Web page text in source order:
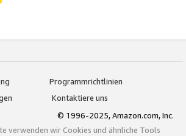
Programmrichtlinien
Kontaktiere uns
© 1996-2025, Amazon.com, Inc.
verwenden wir Cookies und ähnliche Tools